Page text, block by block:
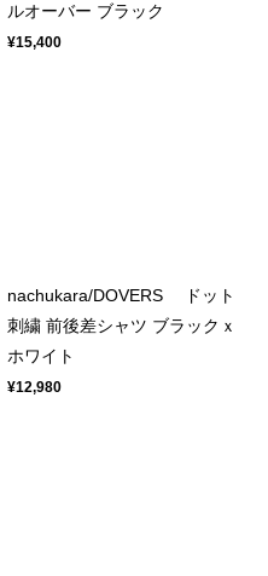
ルオーバー ブラック
¥15,400
nachukara/DOVERS ドット
刺繍 前後差シャツ ブラックｘ
ホワイト
¥12,980